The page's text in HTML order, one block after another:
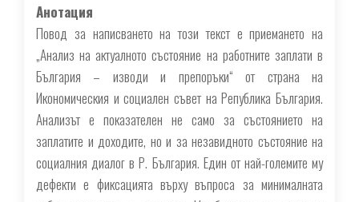
Анотация
Повод за написването на този текст е приемането на
„Анализ на актуалното състояние на работните заплати в
България – изводи и препоръки“ от страна на
Икономическия и социален съвет на Република България.
Анализът е показателен не само за състоянието на
заплатите и доходите, но и за незавидното състояние на
социалния диалог в Р. България. Един от най-големите му
дефекти е фиксацията върху въпроса за минималната